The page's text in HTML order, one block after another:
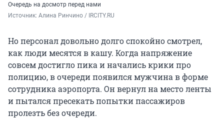
Очередь на досмотр перед нами
Источник: Алина Ринчино / IRCITY.RU
Но персонал довольно долго спокойно смотрел,
как люди месятся в кашу. Когда напряжение
совсем достигло пика и начались крики про
полицию, в очереди появился мужчина в форме
сотрудника аэропорта. Он вернул на место ленты
и пытался пресекать попытки пассажиров
пролезть без очереди.